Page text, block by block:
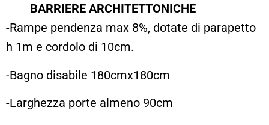
BARRIERE ARCHITETTONICHE
-Rampe pendenza max 8%, dotate di parapetto
h 1m e cordolo di 10cm.
-Bagno disabile 180cmx180cm
-Larghezza porte almeno 90cm